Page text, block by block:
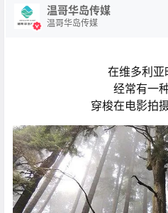
温哥华岛传媒
温哥华岛传媒
在维多利亚
经常有一
穿梭在电影拍